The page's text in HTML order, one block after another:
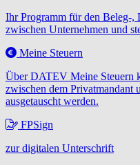
Ihr Programm für den Beleg-,
zwischen Unternehmen und
Meine Steuern
Über DATEV Meine Steuern
zwischen dem Privatmandant
ausgetauscht werden.
FPSign
zur digitalen Unterschrift